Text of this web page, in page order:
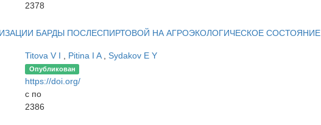
2378
БАРДЫ ПОСЛЕСПИРТОВОЙ НА АГРОЭКОЛОГИЧЕСКОЕ СОСТОЯНИЕ
Titova V I Pitina I A
Sydakov E Y
Опубликован
https://doi.org/
с по
2386